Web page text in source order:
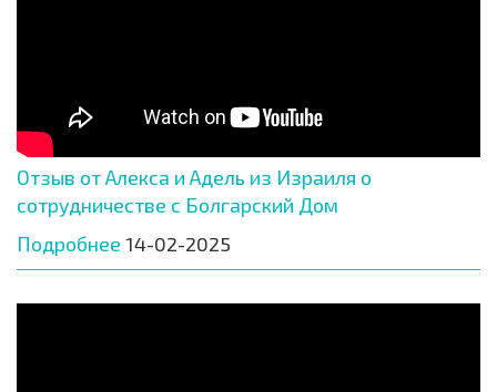
Отзыв от Алекса и Адель из Израиля о
сотрудничестве с Болгарский Дом
Подробнее 14-02-2025